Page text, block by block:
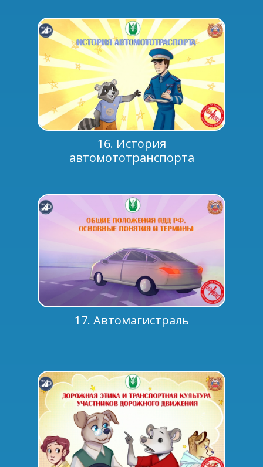
16. История
автомототранспорта
17. Автомагистраль